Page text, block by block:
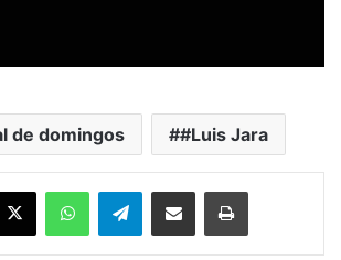
de domingos #Luis Jara
X WhatsAppTelegramEnviar vía email Imprimir